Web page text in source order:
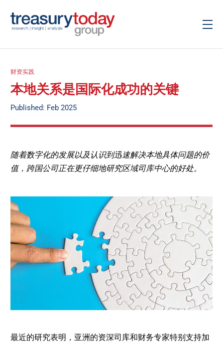
财资实践
本地关系是国际化成功的关键
Published: Feb 2025
随着数字化的发展以及认识到迅速解决本地具体问题的价
值，跨国公司正在更仔细地研究区域司库中心的好处。
最近的研究表明，亚洲的资深司库和财务专家特别支持加